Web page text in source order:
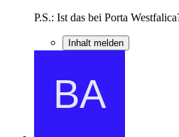
P.S.: Ist das bei Porta
Inhalt melden